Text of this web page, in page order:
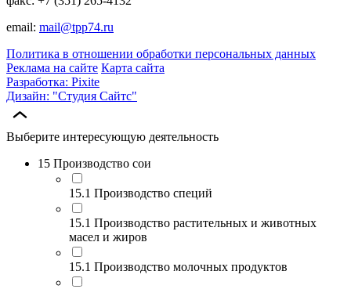
email: mail@tpp74.ru
Политика в отношении обработки персональных данных
Реклама на сайте Карта сайта
Разработка: Pixite
Дизайн: "Студия Сайтс"
Выберите интересующую деятельность
15 Производство сои
15.1 Производство специй
15.1 Производство растительных и животных
масел и жиров
15.1 Производство молочных продуктов